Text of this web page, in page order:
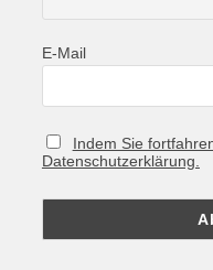
E-Mail
Indem Sie
Datenschutzerklärung.